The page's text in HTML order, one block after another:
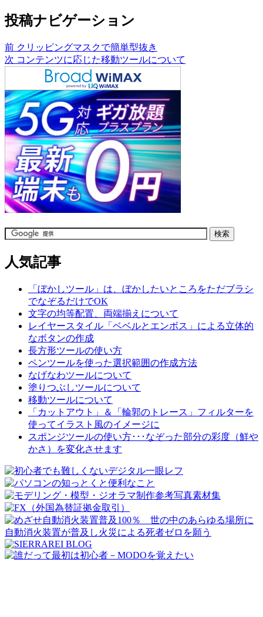
投稿ナビゲーション
前 クリッピングマスクで簡単型抜き
次 コンテンツに応じた移動ツールについて
人気記事
「ぼかしツール」は、ぼかしたいところをただブラシ
でなぞるだけでOK
文字の均等配置、両端揃えについて
レイヤースタイル「ベベルとエンボス」による立体的
なボタンの作成
長方形ツールの使い方
ペンツールを使った選択範囲の作成方法
なげなわツールについて
塗りつぶしツールについて
移動ツールについて
「カットアウト」＆「輪郭のトレース」フィルターを
使ってイラスト風のイメージに
スポンジツールの使い方･･･なぞった部分の彩度（鮮や
かさ）を変化させます